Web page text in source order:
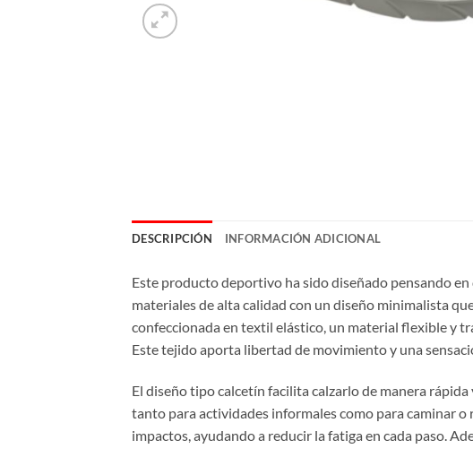
DESCRIPCIÓN INFORMACIÓN ADICIONAL
Este producto deportivo ha sido diseñado pensando
materiales de alta calidad con un diseño minimalista
confeccionada en textil elástico, un material flexible y
Este tejido aporta libertad de movimiento y una
El diseño tipo calcetín facilita calzarlo de manera
tanto para actividades informales como para caminar
impactos, ayudando a reducir la fatiga en cada paso.